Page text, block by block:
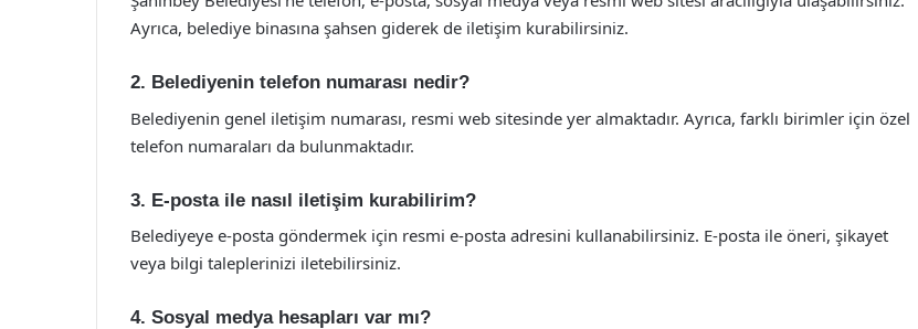
Ayrıca, belediye binasına şahsen giderek de iletişim kurabilirsiniz.
2. Belediyenin telefon numarası nedir?
Belediyenin genel iletişim numarası, resmi web sitesinde yer almaktadır. Ayrıca, farklı birimler için özel
telefon numaraları da bulunmaktadır.
3. E-posta ile nasıl iletişim kurabilirim?
Belediyeye e-posta göndermek için resmi e-posta adresini kullanabilirsiniz. E-posta ile öneri, şikayet
veya bilgi taleplerinizi iletebilirsiniz.
4. Sosyal medya hesapları var mı?